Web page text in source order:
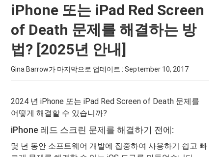
iPhone 또는 iPad Red Screen
of Death 문제를 해결하는 방
법? [2025년 안내]
Gina Barrow가 마지막으로 업데이트 :September 10, 2017
2024 년 iPhone 또는 iPad Red Screen of Death 문제를
어떻게 해결할 수 있습니까?
iPhone 레드 스크린 문제를 해결하기 전에:
몇 년 동안 소프트웨어 개발에 집중하여 사용하기 쉽고 빠